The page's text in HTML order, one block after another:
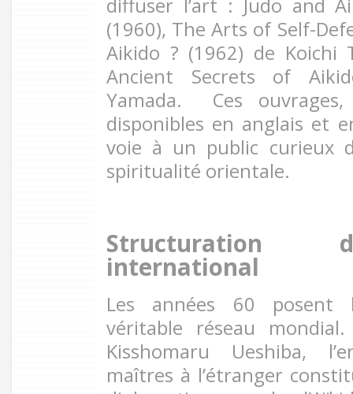
diffuser l’art : Judo and
(1960), The Arts of Self-
Aikido ? (1962) de Koichi
Ancient Secrets of
Yamada. Ces
disponibles en anglais et
voie à un public curieux
spiritualité orientale.
Structuration
international
Les années 60 posent
véritable réseau
Kisshomaru Ueshiba,
maîtres à l’étranger